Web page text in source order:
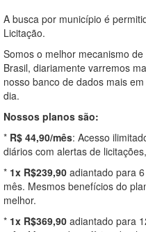
A busca por município é
Licitação.
Somos o melhor mecanismo
Brasil, diariamente varremos
nosso banco de dados mais
dia.
Nossos planos são:
* R$ 44,90/mês: Acesso
diários com alertas de
* 1x R$239,90 adiantado para
mês. Mesmos benefícios do
melhor.
* 1x R$369,90 adiantado para